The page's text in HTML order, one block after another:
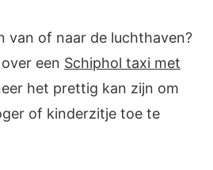
van of naar de luchthaven?
een Schiphol taxi met
het prettig kan zijn om
of kinderzitje toe te